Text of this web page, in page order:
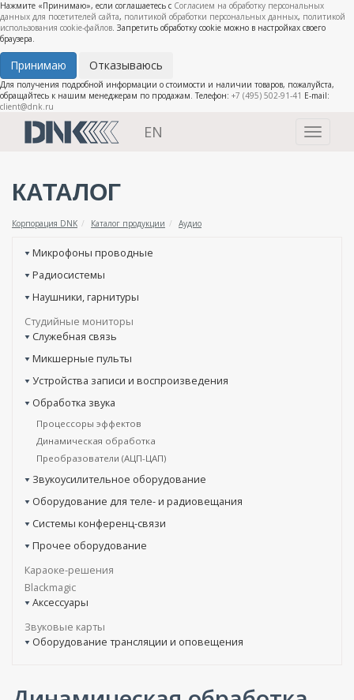
Нажмите «Принимаю», если соглашаетесь с Согласием на обработку персональных
данных для посетителей сайта, политикой обработки персональных данных, политикой
использования cookie-файлов. Запретить обработку cookie можно в настройках своего
браузера.
Принимаю Отказываюсь
Для получения подробной информации о стоимости и наличии товаров, пожалуйста,
обращайтесь к нашим менеджерам по продажам. Телефон: +7 (495) 502-91-41 E-mail:
client@dnk.ru
Toggle
EN
КАТАЛОГ
Корпорация DNK Каталог продукции Аудио
Микрофоны проводные
Радиосистемы
Наушники, гарнитуры
Студийные мониторы
Служебная связь
Микшерные пульты
Устройства записи и воспроизведения
Обработка звука
Процессоры эффектов
Динамическая обработка
Преобразователи (АЦП-ЦАП)
Звукоусилительное оборудование
Оборудование для теле- и радиовещания
Системы конференц-связи
Прочее оборудование
Караоке-решения
Blackmagic
Аксессуары
Звуковые карты
Оборудование трансляции и оповещения